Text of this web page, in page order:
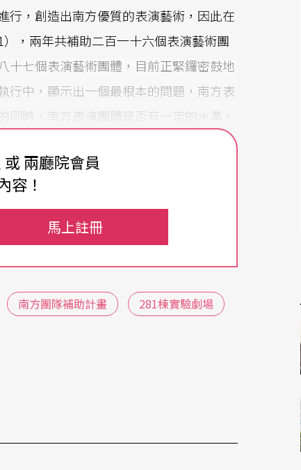
行，創造出南方優質的表演藝術，因此在
），兩年共補助二百一十六個表演藝術團
十七個表演藝術團體，目前正緊鑼密鼓地
行中，顯示出一個最根本的問題，南方表
時，南方表演團體是否有一定的水準，
？
南台灣的藝文風情？是一幅一板一眼的臨
人省思的抽象畫呢？
臨挑戰。面對281棟猶如創意試煉的場
機」，藝術迷人之處莫過於此，看似一
音樂性質的表演在實驗劇場中就顯得乏善
兩廳院會員
容！
馬上註冊
南方團隊補助計畫
281棟實驗劇場